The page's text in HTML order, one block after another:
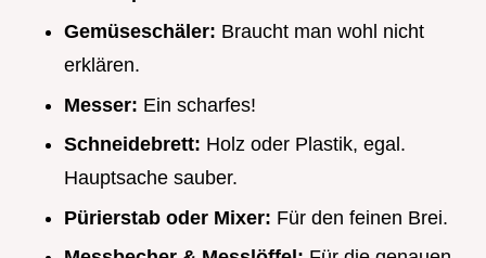
Gemüseschäler: Braucht man wohl nicht
erklären.
Messer: Ein scharfes!
Schneidebrett: Holz oder Plastik, egal.
Hauptsache sauber.
Pürierstab oder Mixer: Für den feinen Brei.